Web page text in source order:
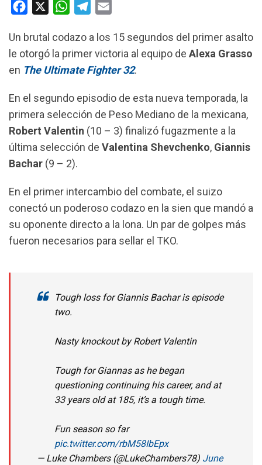
c
e
b
o
k
W
a
t
s
p
p
l
e
g
a
m
a
i
l
Un brutal codazo a los 15 segundos del primer asalto
le otorgó la primer victoria al equipo de Alexa Grasso
en The Ultimate Fighter 32.
En el segundo episodio de esta nueva temporada, la
primera selección de Peso Mediano de la mexicana,
Robert Valentin (10 – 3) finalizó fugazmente a la
última selección de Valentina Shevchenko, Giannis
Bachar (9 – 2).
En el primer intercambio del combate, el suizo
conectó un poderoso codazo en la sien que mandó a
su oponente directo a la lona. Un par de golpes más
fueron necesarios para sellar el TKO.
Tough loss for Giannis Bachar is episode
two.
Nasty knockout by Robert Valentin
Tough for Giannas as he began
questioning continuing his career, and at
33 years old at 185, it’s a tough time.
Fun season so far
pic.twitter.com/rbM58IbEpx
— Luke Chambers (@LukeChambers78) June